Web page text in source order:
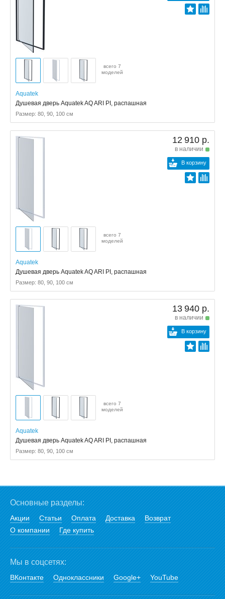
всего 7
моделей
Aquatek
Душевая дверь Aquatek AQ ARI PI, распашная
Размер: 80, 90, 100 см
12 910 р.
в наличии
В корзину
всего 7
моделей
Aquatek
Душевая дверь Aquatek AQ ARI PI, распашная
Размер: 80, 90, 100 см
13 940 р.
в наличии
В корзину
всего 7
моделей
Aquatek
Душевая дверь Aquatek AQ ARI PI, распашная
Размер: 80, 90, 100 см
Основные разделы:
Акции Статьи Оплата Доставка
Возврат
О компании
Где купить
Мы в соцсетях:
ВКонтакте Одноклассники Google+ YouTube